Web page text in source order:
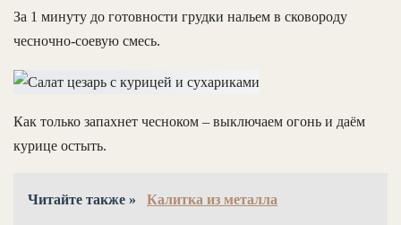
За 1 минуту до готовности грудки нальем в сковороду
чесночно-соевую смесь.
Как только запахнет чесноком – выключаем огонь и даём
курице остыть.
Читайте также » Калитка из металла